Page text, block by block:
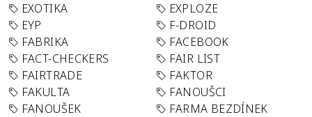
EXOTIKA
EXPLOZE
EYP
F-DROID
FABRIKA
FACEBOOK
FACT-CHECKERS
FAIR LIST
FAIRTRADE
FAKTOR
FAKULTA
FANOUŠCI
FANOUŠEK
FARMA BEZDÍNEK